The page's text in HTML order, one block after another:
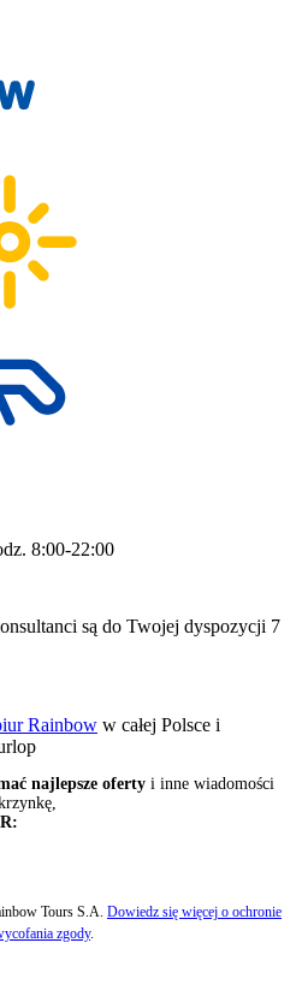
8:00-22:00
są do Twojej dyspozycji 7
Rainbow w całej Polsce i
najlepsze oferty i inne wiadomości
Tours S.A. Dowiedz się więcej o ochronie
zgody.